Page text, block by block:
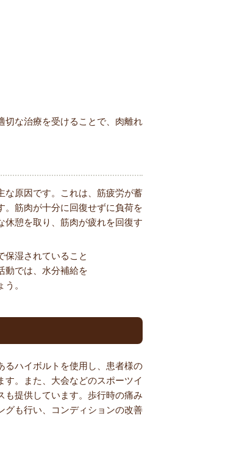
切な治療を受けることで、肉離れ
な原因です。これは、筋疲労が蓄
。筋肉が十分に回復せずに負荷を
休憩を取り、筋肉が疲れを回復す
保湿されていること
動では、水分補給を
。
るハイボルトを使用し、患者様の
。また、大会などのスポーツイ
も提供しています。歩行時の痛み
グも行い、コンディションの改善